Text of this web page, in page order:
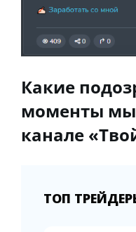
Какие
моменты мы
канале
ТОП